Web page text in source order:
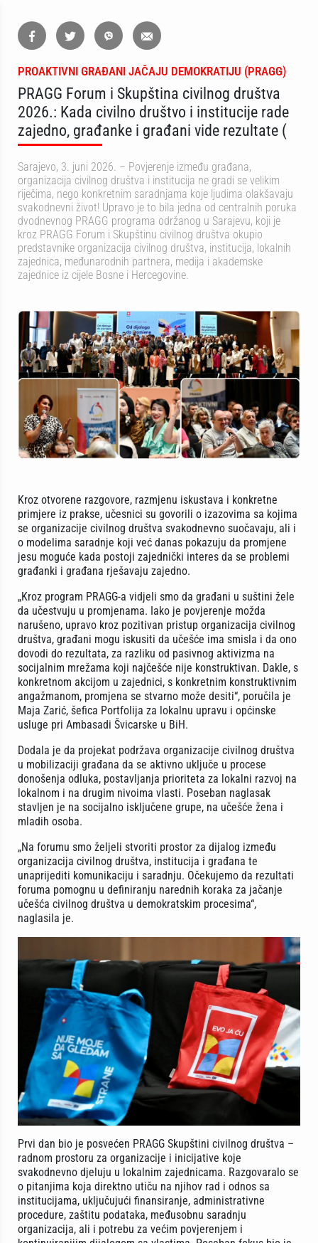
PROAKTIVNI GRAĐANI JAČAJU DEMOKRATIJU (PRAGG)
PRAGG Forum i Skupština civilnog društva
2026.: Kada civilno društvo i institucije rade
zajedno, građanke i građani vide rezultate (
Sarajevo, 3. juni 2026. – Povjerenje između građana,
organizacija civilnog društva i institucija ne gradi se velikim
riječima, nego konkretnim saradnjama koje ljudima olakšavaju
svakodnevni život! Upravo je to bila jedna od centralnih poruka
dvodnevnog PRAGG programa održanog u Sarajevu, koji je
kroz PRAGG Forum i Skupštinu civilnog društva okupio
predstavnike organizacija civilnog društva, institucija, lokalnih
zajednica, međunarodnih partnera, medija i akademske
zajednice iz cijele Bosne i Hercegovine.
Kroz otvorene razgovore, razmjenu iskustava i konkretne
primjere iz prakse, učesnici su govorili o izazovima sa kojima
se organizacije civilnog društva svakodnevno suočavaju, ali i
o modelima saradnje koji već danas pokazuju da promjene
jesu moguće kada postoji zajednički interes da se problemi
građanki i građana rješavaju zajedno.
„Kroz program PRAGG-a vidjeli smo da građani u suštini žele
da učestvuju u promjenama. Iako je povjerenje možda
narušeno, upravo kroz pozitivan pristup organizacija civilnog
društva, građani mogu iskusiti da učešće ima smisla i da ono
dovodi do rezultata, za razliku od pasivnog aktivizma na
socijalnim mrežama koji najčešće nije konstruktivan. Dakle, s
konkretnom akcijom u zajednici, s konkretnim konstruktivnim
angažmanom, promjena se stvarno može desiti“, poručila je
Maja Zarić, šefica Portfolija za lokalnu upravu i općinske
usluge pri Ambasadi Švicarske u BiH.
Dodala je da projekat podržava organizacije civilnog društva
u mobilizaciji građana da se aktivno uključe u procese
donošenja odluka, postavljanja prioriteta za lokalni razvoj na
lokalnom i na drugim nivoima vlasti. Poseban naglasak
stavljen je na socijalno isključene grupe, na učešće žena i
mladih osoba.
„Na forumu smo željeli stvoriti prostor za dijalog između
organizacija civilnog društva, institucija i građana te
unaprijediti komunikaciju i saradnju. Očekujemo da rezultati
foruma pomognu u definiranju narednih koraka za jačanje
učešća civilnog društva u demokratskim procesima“,
naglasila je.
Prvi dan bio je posvećen PRAGG Skupštini civilnog društva –
radnom prostoru za organizacije i inicijative koje
svakodnevno djeluju u lokalnim zajednicama. Razgovaralo se
o pitanjima koja direktno utiču na njihov rad i odnos sa
institucijama, uključujući finansiranje, administrativne
procedure, zaštitu podataka, međusobnu saradnju
organizacija, ali i potrebu za većim povjerenjem i